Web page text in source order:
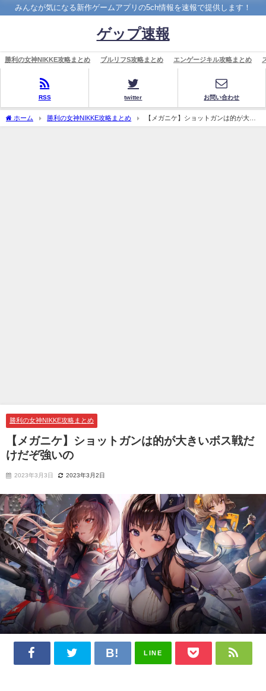
みんなが気になる新作ゲームアプリの5ch情報を速報で提供します！
ゲップ速報
勝利の女神NIKKE攻略まとめ ブルリフS攻略まとめ エンゲージキル攻略まとめ
RSS twitter お問い合わせ
ホーム 勝利の女神NIKKE攻略まとめ
【メガニケ】ショットガンは的が大き
いボス戦だけだぞ強いの
勝利の女神NIKKE攻略まとめ
【メガニケ】ショットガンは的が大きいボス戦だ
けだぞ強いの
2023年3月3日 2023年3月2日
LINE